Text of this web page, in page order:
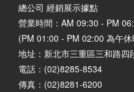
總公司 經銷展示據點
營業時間：AM 09:30 - PM
(PM 01:00 - PM 02:00 為午休
地址： 新北市三重區三和路四
電話：(02)8285-8534
傳真：(02)8281-6200